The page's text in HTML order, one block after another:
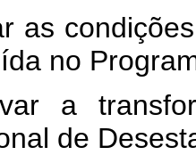
as
no
a
de